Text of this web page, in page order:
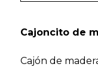
Cajoncito de
Cajón de